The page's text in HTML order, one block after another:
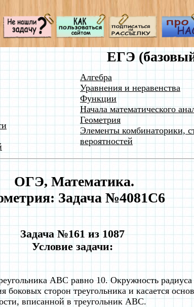
ЕГЭ
Алгебра
Уравнения и неравенства
Функции
Начала математического
Геометрия
Элементы комбинаторики,
вероятностей
ОГЭ, Математика.
Задача №4081C6
Задача №161 из 1087
Условие задачи:
ABC равно 10. Окружность
боковых сторон треугольника и касается
вписанной в треугольник ABC.